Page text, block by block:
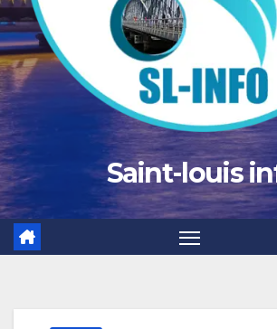
Saint-louis